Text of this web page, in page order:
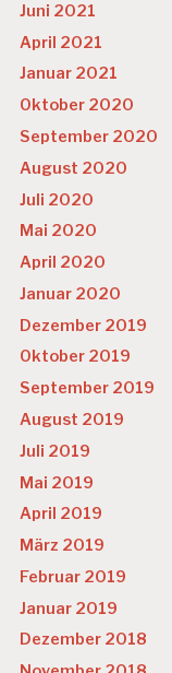
Juni 2021
April 2021
Januar 2021
Oktober 2020
September 2020
August 2020
Juli 2020
Mai 2020
April 2020
Januar 2020
Dezember 2019
Oktober 2019
September 2019
August 2019
Juli 2019
Mai 2019
April 2019
März 2019
Februar 2019
Januar 2019
Dezember 2018